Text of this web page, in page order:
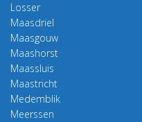
Losser
Maasdriel
Maasgouw
Maashorst
Maassluis
Maastricht
Medemblik
Meerssen